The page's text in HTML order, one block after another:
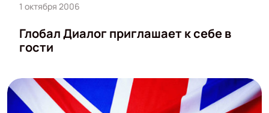
1 октября 2006
Глобал Диалог приглашает к себе в
гости